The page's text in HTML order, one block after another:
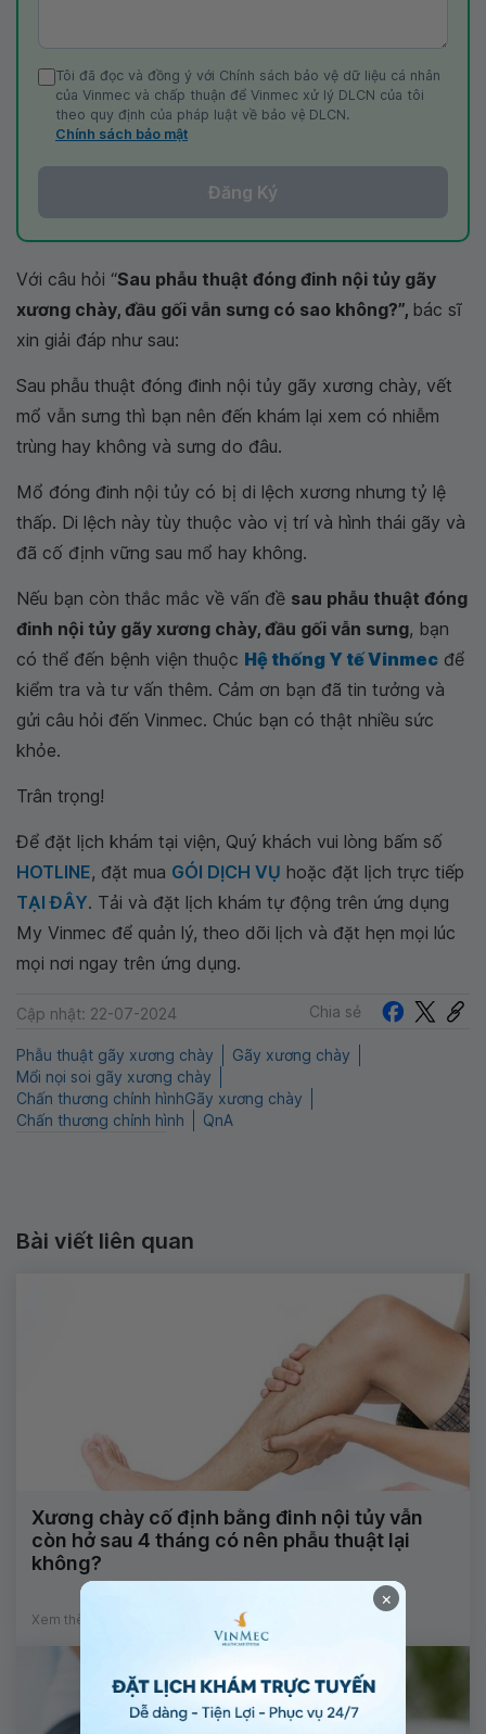
Tôi đã đọc và đồng ý với Chính sách bảo vệ dữ liệu cá nhân
của Vinmec và chấp thuận để Vinmec xử lý DLCN của tôi
theo quy định của pháp luật về bảo vệ DLCN.
Chính sách bảo mật
Đăng Ký
Với câu hỏi “Sau phẫu thuật đóng đinh nội tủy gãy
xương chày, đầu gối vẫn sưng có sao không?”, bác sĩ
xin giải đáp như sau:
Sau phẫu thuật đóng đinh nội tủy gãy xương chày, vết
mổ vẫn sưng thì bạn nên đến khám lại xem có nhiễm
trùng hay không và sưng do đâu.
Mổ đóng đinh nội tủy có bị di lệch xương nhưng tỷ lệ
thấp. Di lệch này tùy thuộc vào vị trí và hình thái gãy và
đã cố định vững sau mổ hay không.
Nếu bạn còn thắc mắc về vấn đề sau phẫu thuật đóng
đinh nội tủy gãy xương chày, đầu gối vẫn sưng, bạn
có thể đến bệnh viện thuộc Hệ thống Y tế Vinmec để
kiểm tra và tư vấn thêm. Cảm ơn bạn đã tin tưởng và
gửi câu hỏi đến Vinmec. Chúc bạn có thật nhiều sức
khỏe.
Trân trọng!
Để đặt lịch khám tại viện, Quý khách vui lòng bấm số
HOTLINE, đặt mua GÓI DỊCH VỤ hoặc đặt lịch trực tiếp
TẠI ĐÂY. Tải và đặt lịch khám tự động trên ứng dụng
My Vinmec để quản lý, theo dõi lịch và đặt hẹn mọi lúc
mọi nơi ngay trên ứng dụng.
Cập nhật: 22-07-2024 Chia sẻ
Phẫu thuật gãy xương chày
Gãy xương chày
Mổi nọi soi gãy xương chày
Chấn thương chỉnh hìnhGãy xương chày
Chấn thương chỉnh hình
QnA
Bài viết liên quan
Xương chày cố định bằng đinh nội tủy vẫn
còn hở sau 4 tháng có nên phẫu thuật lại
không?
Xem thêm
×